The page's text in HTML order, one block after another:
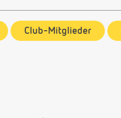
Club-Mitglieder